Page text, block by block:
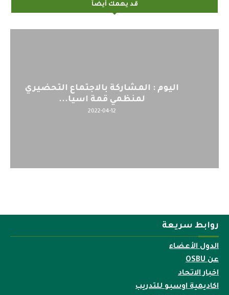
قد يهمك أيضاً
اليوم : المشاركة بالاجتماع التحضيري
لمنظمي قمة اسيا...
2022-04-12
روابط سريعة
الدول الأعضاء
عن OSBU
اخبار الاتحاد
اكاديمية اوسبو للتدريب